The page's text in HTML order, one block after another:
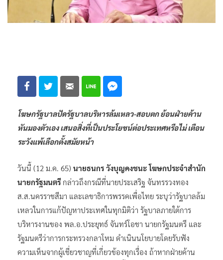
โฆษกรัฐบาลปัดรัฐบาลบริหารล้มเหลว-สอบตก ย้อนฝ่ายค้าน
หันมองตัวเอง เสนอสิ่งที่เป็นประโยชน์ต่อประเทศหรือไม่ เตือน
ระวังแพ้เลือกตั้งสมัยหน้า
วันนี้ (12 ม.ค. 65) นายธนกร วังบุญคงชนะ โฆษกประจำสำนัก
นายกรัฐมนตรี กล่าวถึงกรณีที่นายประเสริฐ จันทรรวงทอง
ส.ส.นครราชสีมา และเลขาธิการพรรคเพื่อไทย ระบุว่ารัฐบาลล้ม
เหลวในการแก้ปัญหาประเทศในทุกมิติว่า รัฐบาลภายใต้การ
บริหารงานของ พล.อ.ประยุทธ์ จันทร์โอชา นายกรัฐมนตรี และ
รัฐมนตรีว่าการกระทรวงกลาโหม ดำเนินนโยบายโดยรับฟัง
ความเห็นจากผู้เชี่ยวชาญที่เกี่ยวข้องทุกเรื่อง ถ้าหากฝ่ายค้าน